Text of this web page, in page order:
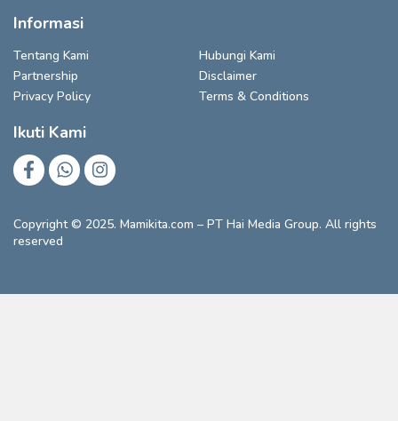
Informasi
Tentang Kami
Hubungi Kami
Partnership
Disclaimer
Privacy Policy
Terms & Conditions
Ikuti Kami
Copyright © 2025. Mamikita.com – PT Hai Media Group. All rights
reserved